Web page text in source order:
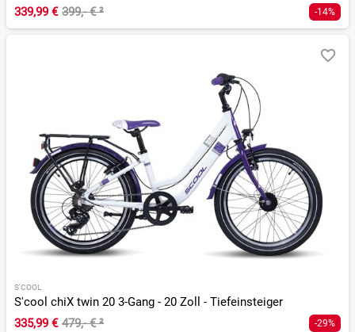
339,99 € 399,- €² -14%
S'COOL
S'cool chiX twin 20 3-Gang - 20 Zoll - Tiefeinsteiger
335,99 € 479,- €² -29%